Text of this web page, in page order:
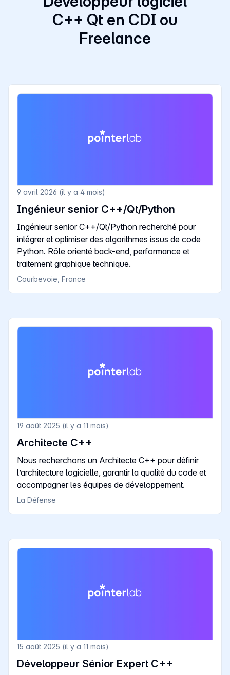
C++ Qt en CDI ou
Freelance
9 avril 2026 (il y a 4 mois)
Ingénieur senior C++/Qt/Python
Ingénieur senior C++/Qt/Python recherché pour
intégrer et optimiser des algorithmes issus de code
Python. Rôle orienté back-end, performance et
traitement graphique technique.
Courbevoie, France
19 août 2025 (il y a 11 mois)
Architecte C++
Nous recherchons un Architecte C++ pour définir
l’architecture logicielle, garantir la qualité du code et
accompagner les équipes de développement.
La Défense
15 août 2025 (il y a 11 mois)
Développeur Sénior Expert C++